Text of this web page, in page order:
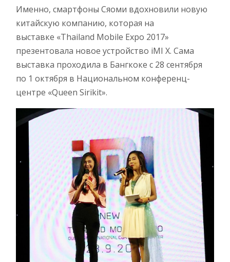
Именно, смартфоны Сяоми вдохновили новую
китайскую компанию, которая на
выставке «Thailand Mobile Expo 2017»
презентовала новое устройство iMI X. Сама
выставка проходила в Бангкоке с 28 сентября
по 1 октября в Национальном конференц-
центре «Queen Sirikit».